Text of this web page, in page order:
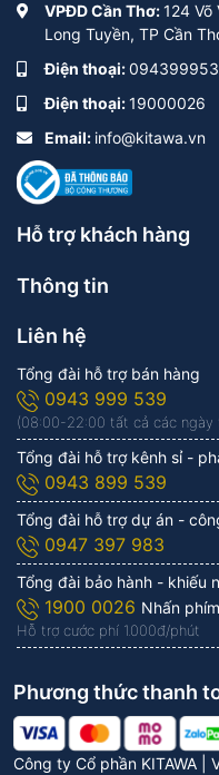
VPĐD Cần Thơ:124 Võ
Long Tuyền, TP Cần
Điện thoại:
Điện thoại:19000026
Email: info@kitawa.vn
Hỗ trợ khách hàng
Thông tin
Liên hệ
Tổng đài hỗ trợ bán hàng
0943 999 539
(08:00-22:00 tất cả các ngày
Tổng đài hỗ trợ kênh sỉ -
0943 899 539
Tổng đài hỗ trợ dự án -
0947 397 983
Tổng đài bảo hành - khiếu
1900 0026 Nhấn
Hỗ trợ cước phí 1.000đ/phút
Công ty Cổ phần KITAWA |
Phương thức thanh